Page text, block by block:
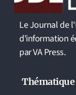
Le Journal de
d'information
par VA Press.
Thématique